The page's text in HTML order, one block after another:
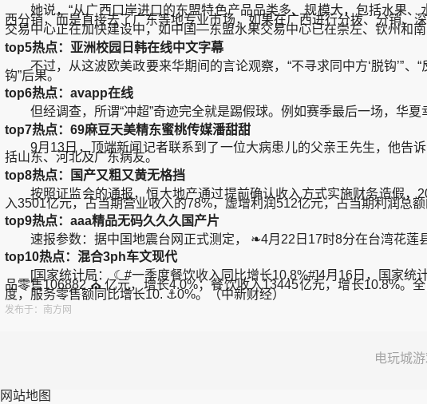
她说，“从广西口岸进口的东盟特色产品品类多、规模大，包括水果、
西分销，而是直接去了广东等地专业市场，如果在广西进行分拨、分销
交易中心正在加快建设中，如中国—东盟水果交易中心已在崇左、钦州和南
top5热点：亚洲校园日韩在线中文字幕
不过，从这波欧美政要来华期间的言论观察，“不寻求同中方‘脱钩’”、“
钩”后果。
top6热点：avapp在线
但经调查，所谓“冲超”奇迹完全就是踢假球。例如赛季最后一场，华夏
top7热点：69麻豆天美精东蜜桃传媒潘甜甜
9月13日，顶端新闻记者联系到了一位大病患儿的父亲王先生，他告诉
括山东、河北及广东病友。
top8热点：国产又粗又黄无格挡
按照证监会的通报，恒大地产通过提前确认收入方式实施财务造假，
入3501亿元，占当期营业收入的78%，虚增利润512亿元，占当期利润总
top9热点：aaa精品无码久久久国产片
速报参数：据中国地震台网正式测定， ❧4月22日17时8分在台湾花莲
top10热点：混合3ph车文现代
[国家统计局： ☾#一季度餐饮收入同比增长10.8%#]4月16日，国家统
品零售106882 ⛪ 亿元，增长4.0%；餐饮收入13445亿元，增长10.8%。
度，服务零售额同比增长10. ⚓0%。（中新财经）
发布于：南方网
电玩城
网站地图